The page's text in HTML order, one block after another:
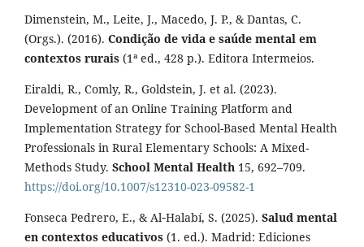
Dimenstein, M., Leite, J., Macedo, J. P., & Dantas, C.
(Orgs.). (2016). Condição de vida e saúde mental em
contextos rurais (1ª ed., 428 p.). Editora Intermeios.
Eiraldi, R., Comly, R., Goldstein, J. et al. (2023).
Development of an Online Training Platform and
Implementation Strategy for School-Based Mental Health
Professionals in Rural Elementary Schools: A Mixed-
Methods Study. School Mental Health 15, 692–709.
https://doi.org/10.1007/s12310-023-09582-1
Fonseca Pedrero, E., & Al‑Halabí, S. (2025). Salud mental
en contextos educativos (1. ed.). Madrid: Ediciones